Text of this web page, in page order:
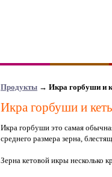
Продукты → Икра горбуши и
Икра горбуши и
Икра горбуши это самая
среднего размера зерна,
Зерна кетовой икры несколько